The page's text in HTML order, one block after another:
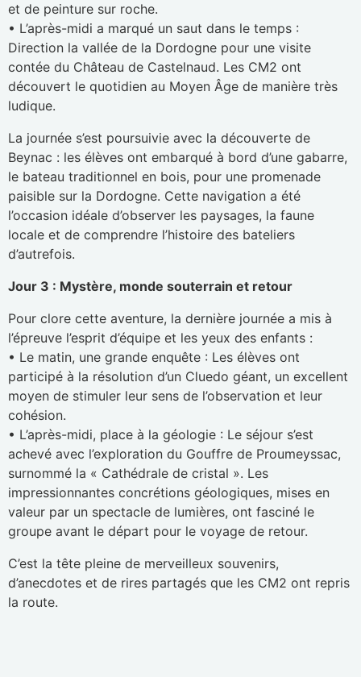
et de peinture sur roche.
• L’après-midi a marqué un saut dans le temps :
Direction la vallée de la Dordogne pour une visite
contée du Château de Castelnaud. Les CM2 ont
découvert le quotidien au Moyen Âge de manière très
ludique.
La journée s’est poursuivie avec la découverte de
Beynac : les élèves ont embarqué à bord d’une gabarre,
le bateau traditionnel en bois, pour une promenade
paisible sur la Dordogne. Cette navigation a été
l’occasion idéale d’observer les paysages, la faune
locale et de comprendre l’histoire des bateliers
d’autrefois.
Jour 3 : Mystère, monde souterrain et retour
Pour clore cette aventure, la dernière journée a mis à
l’épreuve l’esprit d’équipe et les yeux des enfants :
• Le matin, une grande enquête : Les élèves ont
participé à la résolution d’un Cluedo géant, un excellent
moyen de stimuler leur sens de l’observation et leur
cohésion.
• L’après-midi, place à la géologie : Le séjour s’est
achevé avec l’exploration du Gouffre de Proumeyssac,
surnommé la « Cathédrale de cristal ». Les
impressionnantes concrétions géologiques, mises en
valeur par un spectacle de lumières, ont fasciné le
groupe avant le départ pour le voyage de retour.
C’est la tête pleine de merveilleux souvenirs,
d’anecdotes et de rires partagés que les CM2 ont repris
la route.